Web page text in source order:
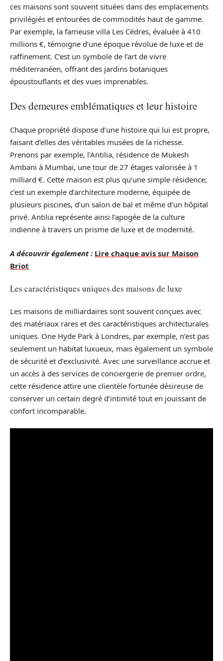
ces maisons sont souvent situées dans des emplacements
privilégiés et entourées de commodités haut de gamme.
Par exemple, la fameuse villa Les Cèdres, évaluée à 410
millions €, témoigne d’une époque révolue de luxe et de
raffinement. C’est un symbole de l’art de vivre
méditerranéen, offrant des jardins botaniques
époustouflants et des vues imprenables.
Des demeures emblématiques et leur histoire
Chaque propriété dispose d’une histoire qui lui est propre,
faisant d’elles des véritables musées de la richesse.
Prenons par exemple, l’Antilia, résidence de Mukesh
Ambani à Mumbai, une tour de 27 étages valorisée à 1
milliard €. Cette maison est plus qu’une simple résidence;
c’est un exemple d’architecture moderne, équipée de
plusieurs piscines, d’un salon de bal et même d’un hôpital
privé. Antilia représente ainsi l’apogée de la culture
indienne à travers un prisme de luxe et de modernité.
A découvrir également : Lire chaque avis sur Maison
Briot
Les caractéristiques uniques des maisons de luxe
Les maisons de milliardaires sont souvent conçues avec
des matériaux rares et des caractéristiques architecturales
uniques. One Hyde Park à Londres, par exemple, n’est pas
seulement un habitat luxueux, mais également un symbole
de sécurité et d’exclusivité. Avec une surveillance accrue et
un accès à des services de conciergerie de premier ordre,
cette résidence attire une clientèle fortunée désireuse de
conserver un certain degré d’intimité tout en jouissant de
confort incomparable.